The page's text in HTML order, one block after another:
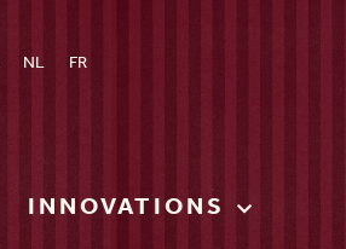
NL FR
INNOVATIONS